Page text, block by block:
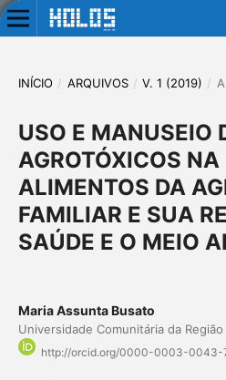
INÍCIO / ARQUIVOS / V. 1 (2019) /
USO E MANUSEIO
AGROTÓXICOS
ALIMENTOS DA
FAMILIAR E SUA
SAÚDE E O MEIO
Maria Assunta Busato
Universidade Comunitária da
http://orcid.org/0000-0003-0043-